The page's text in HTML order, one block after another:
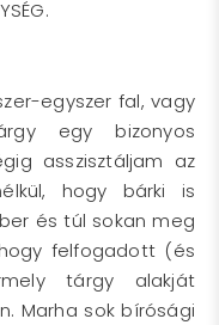
egyszer fal, vagy
egy bizonyos
asszisztáljam az
hogy bárki is
és túl sokan meg
felfogadott (és
tárgy alakját
Marha sok bírósági